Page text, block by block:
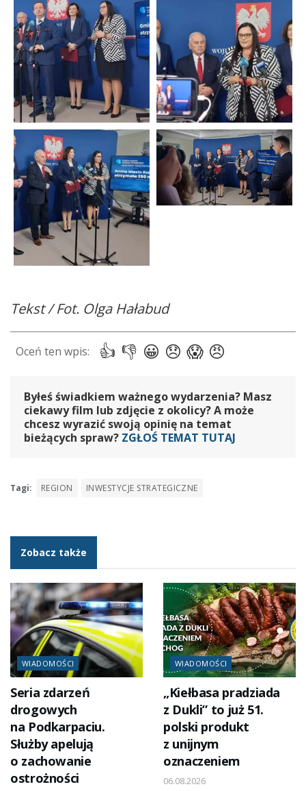
Tekst / Fot. Olga Hałabud
Byłeś świadkiem ważnego wydarzenia? Masz
ciekawy film lub zdjęcie z okolicy? A może
chcesz wyrazić swoją opinię na temat
bieżących spraw? ZGŁOŚ TEMAT TUTAJ
Tagi: REGION INWESTYCJE STRATEGICZNE
Zobacz także
WIADOMOŚCI
Seria zdarzeń
drogowych
na Podkarpaciu.
Służby apelują
o zachowanie
ostrożności
WIADOMOŚCI
„Kiełbasa pradziada
z Dukli” to już 51.
polski produkt
z unijnym
oznaczeniem
06.08.2026